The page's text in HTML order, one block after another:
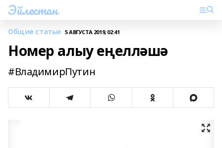
Эйлестан
Общие статьи 5 АВГУСТА 2019, 02:41
Номер алыу еңелләшә
#ВладимирПутин